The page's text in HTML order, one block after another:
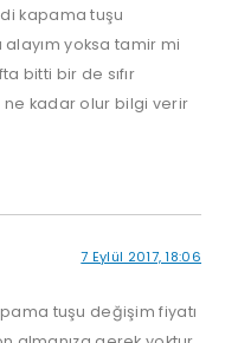
kapama tuşu
alayım yoksa tamir mi
bitti bir de sıfır
kadar olur bilgi verir
7 Eylül 2017, 18:06
tuşu değişim fiyatı